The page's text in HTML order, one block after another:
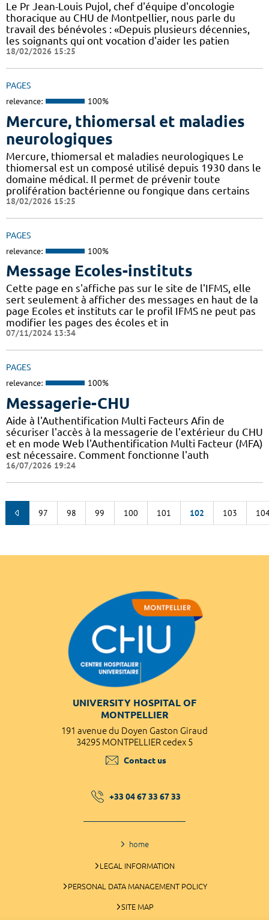
Le Pr Jean-Louis Pujol, chef d'équipe d'oncologie
thoracique au CHU de Montpellier, nous parle du
travail des bénévoles : «Depuis plusieurs décennies,
les soignants qui ont vocation d'aider les patien
18/02/2026 15:25
PAGES
relevance: 100%
Mercure, thiomersal et maladies
neurologiques
Mercure, thiomersal et maladies neurologiques Le
thiomersal est un composé utilisé depuis 1930 dans le
domaine médical. Il permet de prévenir toute
prolifération bactérienne ou fongique dans certains
18/02/2026 15:25
PAGES
relevance: 100%
Message Ecoles-instituts
Cette page en s'affiche pas sur le site de l'IFMS, elle
sert seulement à afficher des messages en haut de la
page Ecoles et instituts car le profil IFMS ne peut pas
modifier les pages des écoles et in
07/11/2024 13:34
PAGES
relevance: 100%
Messagerie-CHU
Aide à l'Authentification Multi Facteurs Afin de
sécuriser l'accès à la messagerie de l'extérieur du CHU
et en mode Web l'Authentification Multi Facteur (MFA)
est nécessaire. Comment fonctionne l'auth
16/07/2026 19:24
97 98 99 100 101 102 103
UNIVERSITY HOSPITAL OF
MONTPELLIER
191 avenue du Doyen Gaston Giraud
34295 MONTPELLIER cedex 5
Contact us
+33 04 67 33 67 33
home
LEGAL INFORMATION
PERSONAL DATA MANAGEMENT POLICY
SITE MAP